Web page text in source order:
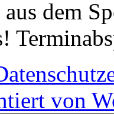
dem
von